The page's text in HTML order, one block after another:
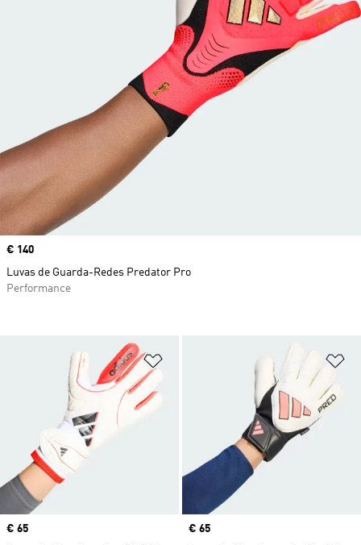
Price
€ 65
Price
€ 65
Price
€ 140
Luvas de Guarda-Redes Predator Pro
Performance